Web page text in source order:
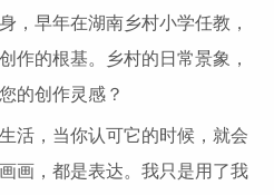
早年在湖南乡村小学任教，
作的根基。乡村的日常景象，
的创作灵感？
，当你认可它的时候，就会
画，都是表达。我只是用了我